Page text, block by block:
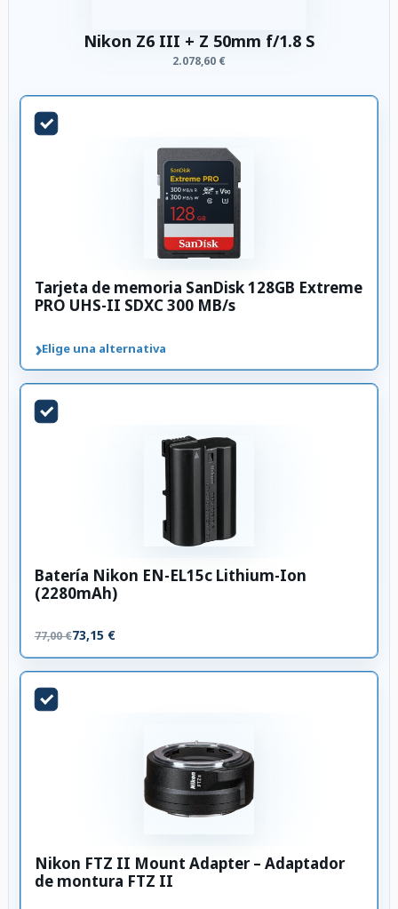
Nikon Z6 III + Z 50mm f/1.8 S
2.078,60 €
Tarjeta de memoria SanDisk 128GB Extreme
PRO UHS-II SDXC 300 MB/s
›Elige una alternativa
Batería Nikon EN-EL15c Lithium-Ion
(2280mAh)
77,00 €73,15 €
Nikon FTZ II Mount Adapter – Adaptador
de montura FTZ II